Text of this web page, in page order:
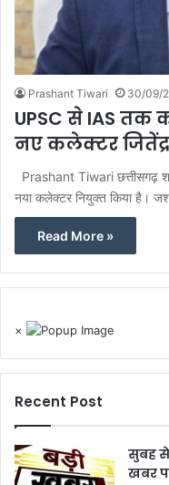
Prashant Tiwari 30/09/
UPSC से IAS तक
नए कलेक्टर
Prashant Tiwari छत्तीसगढ़
नया कलेक्टर नियुक्त किया है।
Read More »
×
Recent Post
सुबह
खबर